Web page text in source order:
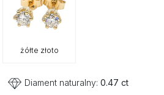
żółte złoto
Diament naturalny: 0.47 ct